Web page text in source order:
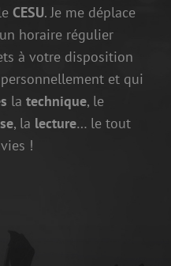
CESU. Je me déplace
horaire régulier
à votre disposition
et qui
la technique, le
, la lecture… le tout
!